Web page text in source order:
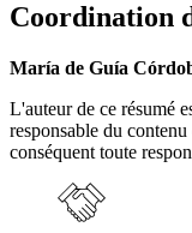
Coordination
María de Guía
L'auteur de ce résumé
responsable du
conséquent toute